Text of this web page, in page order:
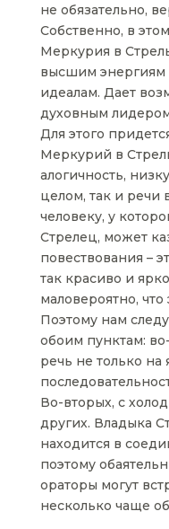
не обязательно,
Собственно, в
Меркурия в
высшим энергиям
идеалам. Дает
духовным
Для этого
Меркурий в
алогичность,
целом, так и речи
человеку, у
Стрелец, может
повествования –
так красиво и
маловероятно, что
Поэтому нам
обоим пунктам:
речь не только на
Во-вторых, с
других. Владыка
находится в
поэтому
ораторы могут
несколько чаще